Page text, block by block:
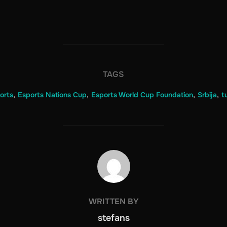
TAGS
, Esports Nations Cup, Esports World Cup Foundation, Srbija,
POST AUTHOR
WRITTEN BY
stefans